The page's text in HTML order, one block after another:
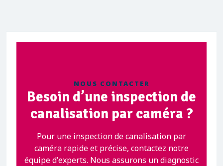
NOUS CONTACTER
Besoin d’une inspection de
canalisation par caméra ?
Pour une inspection de canalisation par
caméra rapide et précise, contactez notre
équipe d'experts. Nous assurons un diagnostic